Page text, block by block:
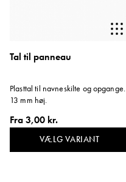
Tal til panneau
Plasttal til navneskilte og opgange.
13 mm høj.
Fra3,00 kr.
VÆLG VARIANT